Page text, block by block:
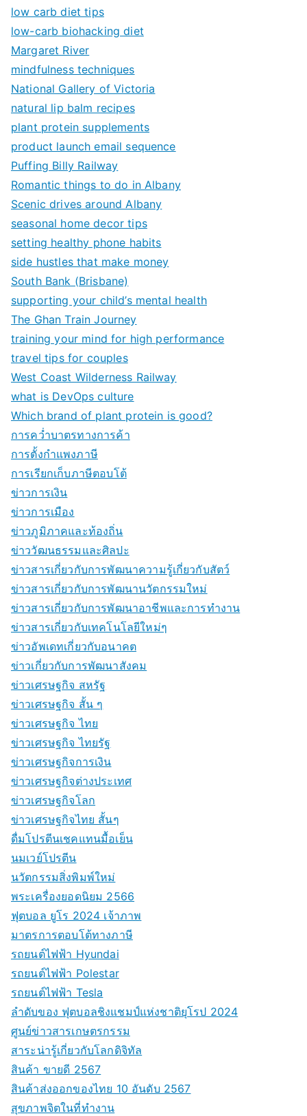
low carb diet tips
low-carb biohacking diet
Margaret River
mindfulness techniques
National Gallery of Victoria
natural lip balm recipes
plant protein supplements
product launch email sequence
Puffing Billy Railway
Romantic things to do in Albany
Scenic drives around Albany
seasonal home decor tips
setting healthy phone habits
side hustles that make money
South Bank (Brisbane)
supporting your child’s mental health
The Ghan Train Journey
training your mind for high performance
travel tips for couples
West Coast Wilderness Railway
what is DevOps culture
Which brand of plant protein is good?
การคว่ำบาตรทางการค้า
การตั้งกำแพงภาษี
การเรียกเก็บภาษีตอบโต้
ข่าวการเงิน
ข่าวการเมือง
ข่าวภูมิภาคและท้องถิ่น
ข่าววัฒนธรรมและศิลปะ
ข่าวสารเกี่ยวกับการพัฒนาความรู้เกี่ยวกับสัตว์
ข่าวสารเกี่ยวกับการพัฒนานวัตกรรมใหม่
ข่าวสารเกี่ยวกับการพัฒนาอาชีพและการทำงาน
ข่าวสารเกี่ยวกับเทคโนโลยีใหม่ๆ
ข่าวอัพเดทเกี่ยวกับอนาคต
ข่าวเกี่ยวกับการพัฒนาสังคม
ข่าวเศรษฐกิจ สหรัฐ
ข่าวเศรษฐกิจ สั้น ๆ
ข่าวเศรษฐกิจ ไทย
ข่าวเศรษฐกิจ ไทยรัฐ
ข่าวเศรษฐกิจการเงิน
ข่าวเศรษฐกิจต่างประเทศ
ข่าวเศรษฐกิจโลก
ข่าวเศรษฐกิจไทย สั้นๆ
ดื่มโปรตีนเชคแทนมื้อเย็น
นมเวย์โปรตีน
นวัตกรรมสิ่งพิมพ์ใหม่
พระเครื่องยอดนิยม 2566
ฟุตบอล ยูโร 2024 เจ้าภาพ
มาตรการตอบโต้ทางภาษี
รถยนต์ไฟฟ้า Hyundai
รถยนต์ไฟฟ้า Polestar
รถยนต์ไฟฟ้า Tesla
ลำดับของ ฟุตบอลชิงแชมป์แห่งชาติยุโรป 2024
ศูนย์ข่าวสารเกษตรกรรม
สาระน่ารู้เกี่ยวกับโลกดิจิทัล
สินค้า ขายดี 2567
สินค้าส่งออกของไทย 10 อันดับ 2567
สุขภาพจิตในที่ทำงาน